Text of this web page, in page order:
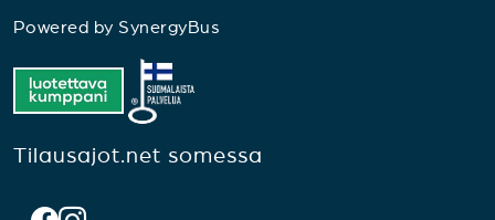
Powered by SynergyBus
Tilausajot.net somessa